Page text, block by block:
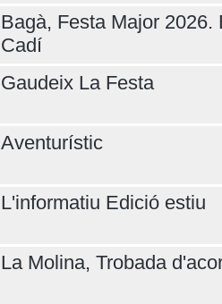
Bagà, Festa Major
Cadí
Gaudeix La Festa
Aventurístic
L'informatiu Edició estiu
La Molina, Trobada